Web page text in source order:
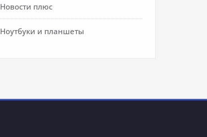
Новости плюс
Ноутбуки и планшеты